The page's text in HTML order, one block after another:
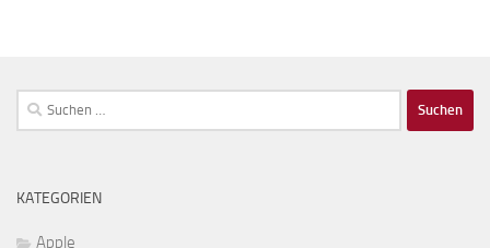
Suchen
nach:
KATEGORIEN
Apple